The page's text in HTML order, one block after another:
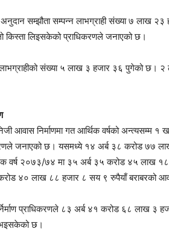
अनुदान सम्झौता सम्पन्न लाभग्राही संख्या ७
किस्ता लिइसकेको प्राधिकरणले जनाएको छ।
लाभग्राहीको संख्या ५ लाख ३ हजार ३६ पुगेको छ।
आवास निर्माणमा गत आर्थिक वर्षको
जनाएको छ। यसमध्ये १४ अर्ब ३८ करोड ७७
वर्ष २०७३/७४ मा ३५ अर्ब ३५ करोड ४५ लाख
४० लाख ८८ हजार ८ सय ९ रुपैयाँ बराबरको
प्राधिकरणले ८३ अर्ब ४१ करोड ६८ लाख ३
भइसकेको छ।